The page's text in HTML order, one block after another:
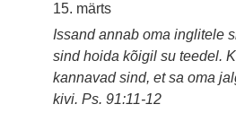
15. märts
Issand annab oma inglitele
sind hoida kõigil su teedel.
kannavad sind, et sa oma
kivi. Ps. 91:11-12